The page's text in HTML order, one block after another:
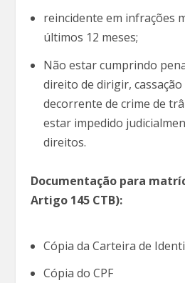
reincidente em infrações
últimos 12 meses;
Não estar cumprindo
direito de dirigir, cassação
decorrente de crime de
estar impedido
direitos.
Documentação para
Artigo 145 CTB):
Cópia da Carteira de
Cópia do CPF